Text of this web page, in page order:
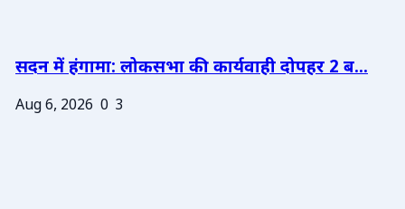
सदन में हंगामा: लोकसभा की कार्यवाही दोपहर 2 ब...
Aug 6, 2026 0 3